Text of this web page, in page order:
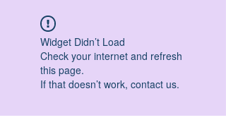
Widget Didn’t Load
Check your internet and refresh
this page.
If that doesn’t work, contact us.